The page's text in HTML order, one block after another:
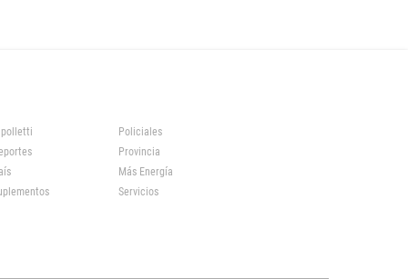
Policiales
Provincia
Más Energía
Servicios